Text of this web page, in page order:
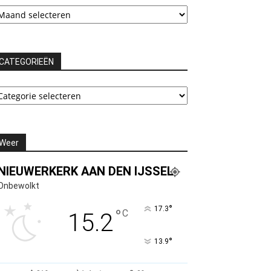
AAN DEN IJSSEL
15.2°C 17.3°
13.9°